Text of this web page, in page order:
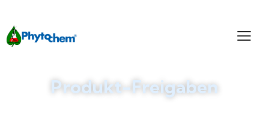
Produkt-Freigaben